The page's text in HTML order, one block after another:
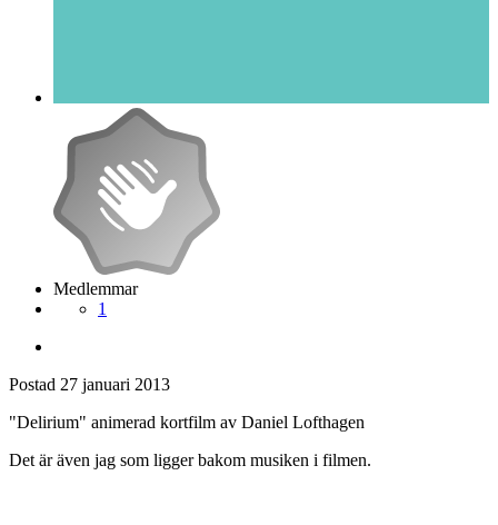
Medlemmar
1
Postad 27 januari 2013
"Delirium" animerad kortfilm av Daniel Lofthagen
Det är även jag som ligger bakom musiken i filmen.